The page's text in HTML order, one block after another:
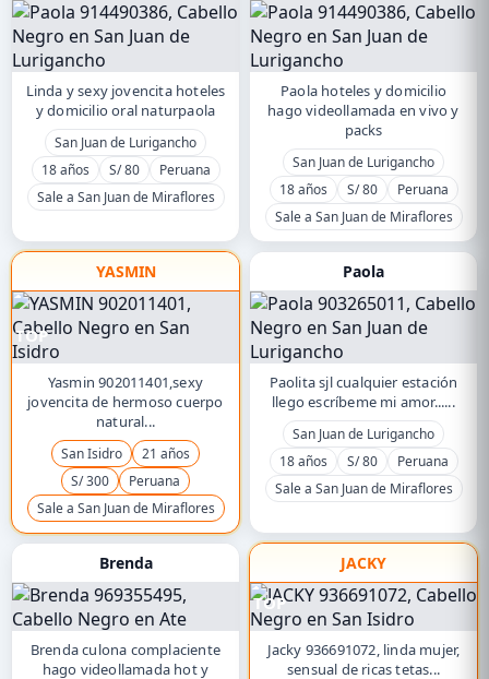
Linda y sexy jovencita hoteles
y domicilio oral naturpaola
San Juan de Lurigancho
18 años
S/ 80
Peruana
Sale a San Juan de Miraflores
Paola hoteles y domicilio
hago videollamada en vivo y
packs
San Juan de Lurigancho
18 años
S/ 80
Peruana
Sale a San Juan de Miraflores
YASMIN
TOP
Yasmin 902011401,sexy
jovencita de hermoso cuerpo
natural...
San Isidro
21 años
S/ 300
Peruana
Sale a San Juan de Miraflores
Paola
Paolita sjl cualquier estación
llego escríbeme mi amor......
San Juan de Lurigancho
18 años
S/ 80
Peruana
Sale a San Juan de Miraflores
Brenda
Brenda culona complaciente
hago videollamada hot y
JACKY
TOP
Jacky 936691072, linda mujer,
sensual de ricas tetas...